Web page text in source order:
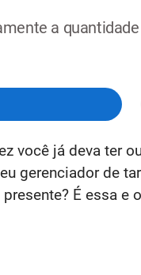
a
você já deva ter
gerenciador de
presente? É essa e